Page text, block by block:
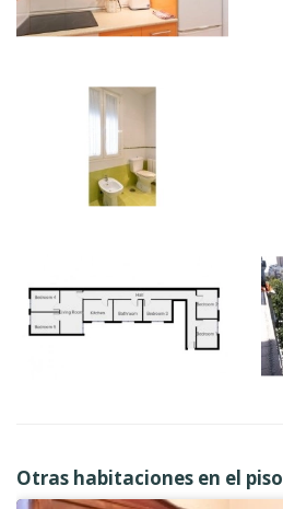
Otras habitaciones en el piso